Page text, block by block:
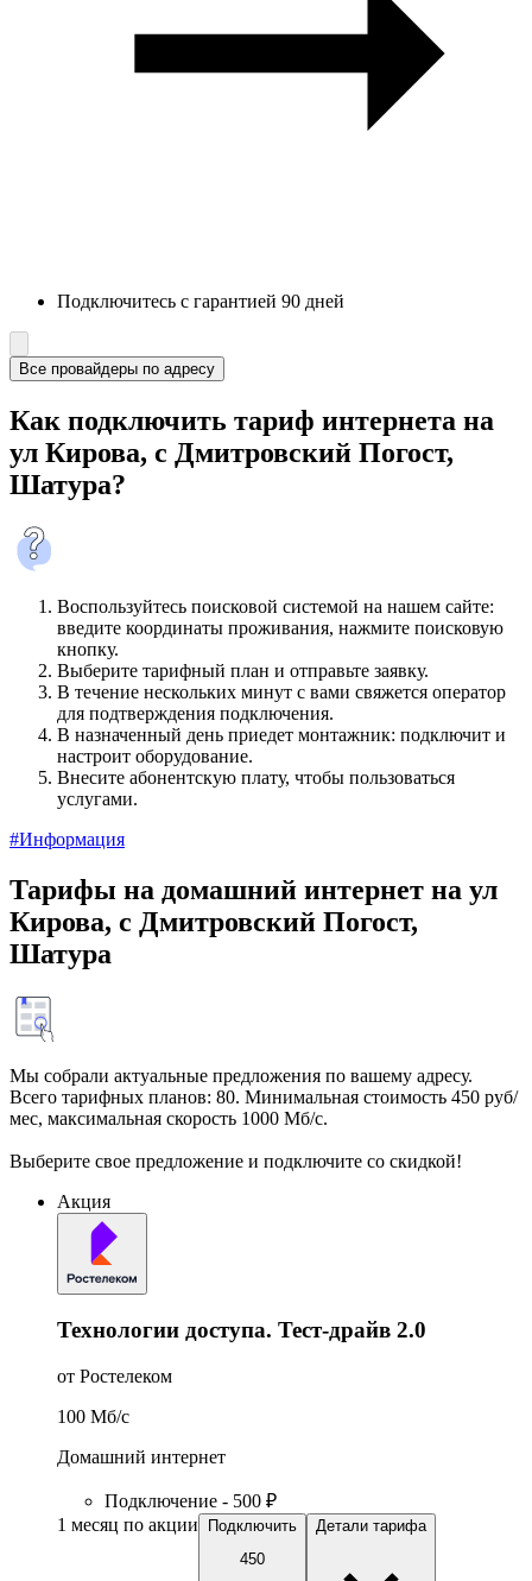
Подключитесь с гарантией 90 дней
Все провайдеры по адресу
Как подключить тариф интернета на
ул Кирова, с Дмитровский Погост,
Шатура?
Воспользуйтесь поисковой системой на нашем сайте:
введите координаты проживания, нажмите поисковую
кнопку.
Выберите тарифный план и отправьте заявку.
В течение нескольких минут с вами свяжется оператор
для подтверждения подключения.
В назначенный день приедет монтажник: подключит и
настроит оборудование.
Внесите абонентскую плату, чтобы пользоваться
услугами.
#Информация
Тарифы на домашний интернет на ул
Кирова, с Дмитровский Погост,
Шатура
Мы собрали актуальные предложения по вашему адресу.
Всего тарифных планов: 80. Минимальная стоимость 450 руб/
мес, максимальная скорость 1000 Мб/с.
Выберите свое предложение и подключите со скидкой!
Акция
Технологии доступа. Тест-драйв 2.0
от Ростелеком
100 Мб/c
Домашний интернет
Подключение - 500 ₽
1 месяц по акции
Подключить
450
Детали тарифа